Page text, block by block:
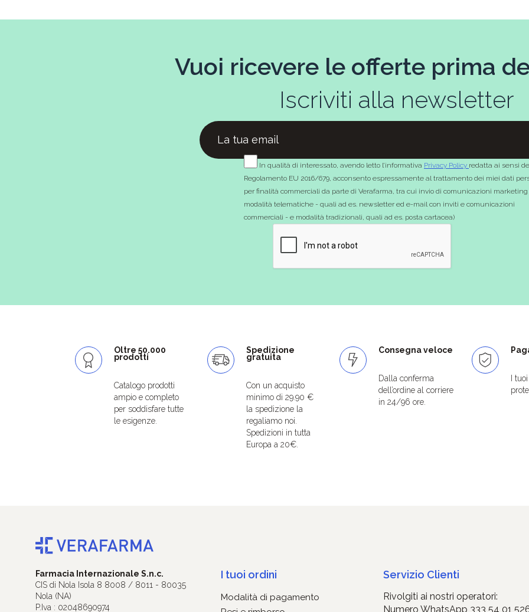
Vuoi ricevere le offerte prima
Iscriviti alla newsletter
In qualità di interessato, avendo letto l’informativa Privacy Policy redatta ai sensi
Regolamento EU 2016/679, acconsento espressamente al trattamento dei miei dati
per finalità commerciali da parte di Verafarma, tra cui invio di comunicazioni marketing
modalità telematiche - quali ad es. newsletter ed e-mail con inviti e comunicazioni
commerciali - e modalità tradizionali, quali ad es. posta cartacea)
Oltre 50.000
prodotti
Catalogo prodotti
ampio e completo
per soddisfare tutte
le esigenze.
Spedizione
gratuita
Con un acquisto
minimo di 29.90 €
la spedizione la
regaliamo noi.
Spedizioni in tutta
Europa a 20€.
Consegna veloce
Dalla conferma
dell’ordine al corriere
in 24/96 ore.
I
Farmacia Internazionale S.n.c.
CIS di Nola Isola 8 8008 / 8011 - 80035
Nola (NA)
P.Iva : 02048690974
I tuoi ordini
Modalità di pagamento
Servizio Clienti
Rivolgiti ai nostri operatori:
Numero WhatsApp 333 54 01